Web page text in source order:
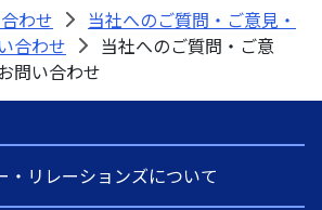
ーション
わせ
当社へのご質問・ご意見・
合わせ
当社へのご質問・ご意
問い合わせ
・リレーションズについて